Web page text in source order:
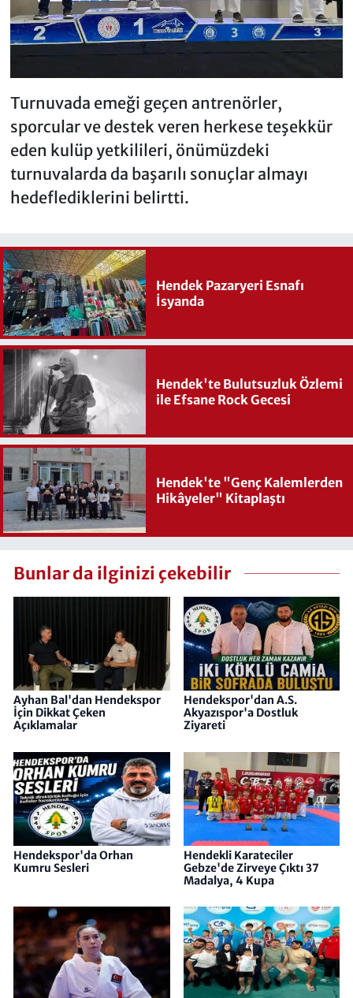
Turnuvada emeği geçen antrenörler,
sporcular ve destek veren herkese teşekkür
eden kulüp yetkilileri, önümüzdeki
turnuvalarda da başarılı sonuçlar almayı
hedeflediklerini belirtti.
Hendek Pazaryeri Esnafı
İsyanda
Hendek'te Bulutsuzluk Özlemi
ile Efsane Rock Gecesi
Hendek'te "Genç Kalemlerden
Hikâyeler" Kitaplaştı
Bunlar da ilginizi çekebilir
Ayhan Bal'dan Hendekspor
İçin Dikkat Çeken
Açıklamalar
Hendekspor'dan A.S.
Akyazıspor'a Dostluk
Ziyareti
Hendekspor'da Orhan
Kumru Sesleri
Hendekli Karateciler
Gebze'de Zirveye Çıktı 37
Madalya, 4 Kupa